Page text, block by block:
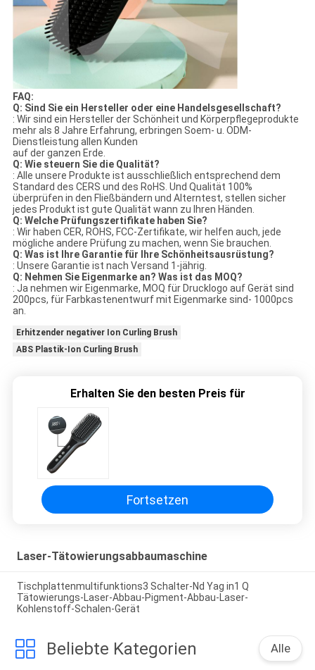
FAQ:
Q: Sind Sie ein Hersteller oder eine Handelsgesellschaft?
: Wir sind ein Hersteller der Schönheit und Körperpflegeprodukte
mehr als 8 Jahre Erfahrung, erbringen Soem- u. ODM-
Dienstleistung allen Kunden
auf der ganzen Erde.
Q: Wie steuern Sie die Qualität?
: Alle unsere Produkte ist ausschließlich entsprechend dem
Standard des CERS und des RoHS. Und Qualität 100%
überprüfen in den Fließbändern und Alterntest, stellen sicher
jedes Produkt ist gute Qualität wann zu Ihren Händen.
Q: Welche Prüfungszertifikate haben Sie?
: Wir haben CER, ROHS, FCC-Zertifikate, wir helfen auch, jede
mögliche andere Prüfung zu machen, wenn Sie brauchen.
Q: Was ist Ihre Garantie für Ihre Schönheitsausrüstung?
: Unsere Garantie ist nach Versand 1-jährig.
Q: Nehmen Sie Eigenmarke an? Was ist das MOQ?
: Ja nehmen wir Eigenmarke, MOQ für Drucklogo auf Gerät sind
200pcs, für Farbkastenentwurf mit Eigenmarke sind- 1000pcs
an.
Erhitzender negativer Ion Curling Brush
ABS Plastik-Ion Curling Brush
Erhalten Sie den besten Preis für
Fortsetzen
Laser-Tätowierungsabbaumaschine
Tischplattenmultifunktions3 Schalter-Nd Yag in1 Q
Tätowierungs-Laser-Abbau-Pigment-Abbau-Laser-
Kohlenstoff-Schalen-Gerät
Beliebte Kategorien Alle